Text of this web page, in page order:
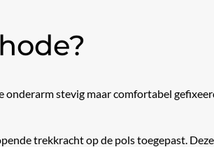
stevig maar comfortabel
trekkracht op de pols toegepast.